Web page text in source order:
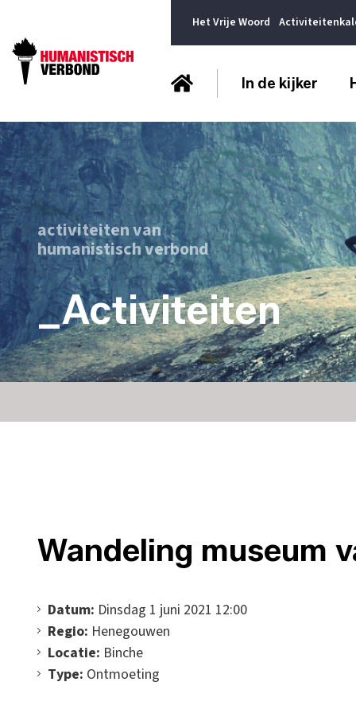
Het Vrije Woord
In de kijker
activiteiten van
humanistisch verbond
_Activiteiten
Wandeling museum
Datum: Dinsdag 1 juni 2021 12:00
Regio: Henegouwen
Locatie: Binche
Type: Ontmoeting